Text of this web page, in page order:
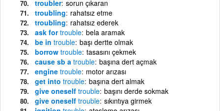
troubler sorun çıkaran
troubling rahatsız etme
troubling rahatsız ederek
ask fortrouble bela aramak
be in trouble başı dertte olmak
borrow trouble tasasını çekmek
cause sb a trouble başına dert açmak
engine trouble motor arızası
get into trouble başına dert almak
give oneself trouble başını derde sokmak
give oneself trouble sıkıntıya girmek